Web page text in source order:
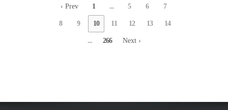
‹ Prev 1 ... 5 6 7
8 9 10 11 12 13 14
... 266 Next ›